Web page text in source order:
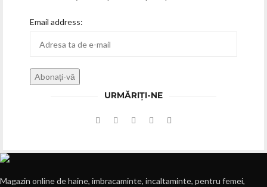
Email address:
URMĂRIȚI-NE
Magazin online de haine, imbracaminte, incaltaminte, pentru femei,